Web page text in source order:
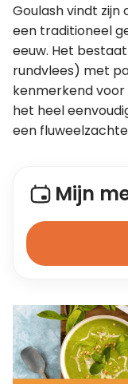
Goulash vindt zijn
een traditioneel
eeuw. Het
rundvlees) met
kenmerkend voor
het heel
een
Mijn